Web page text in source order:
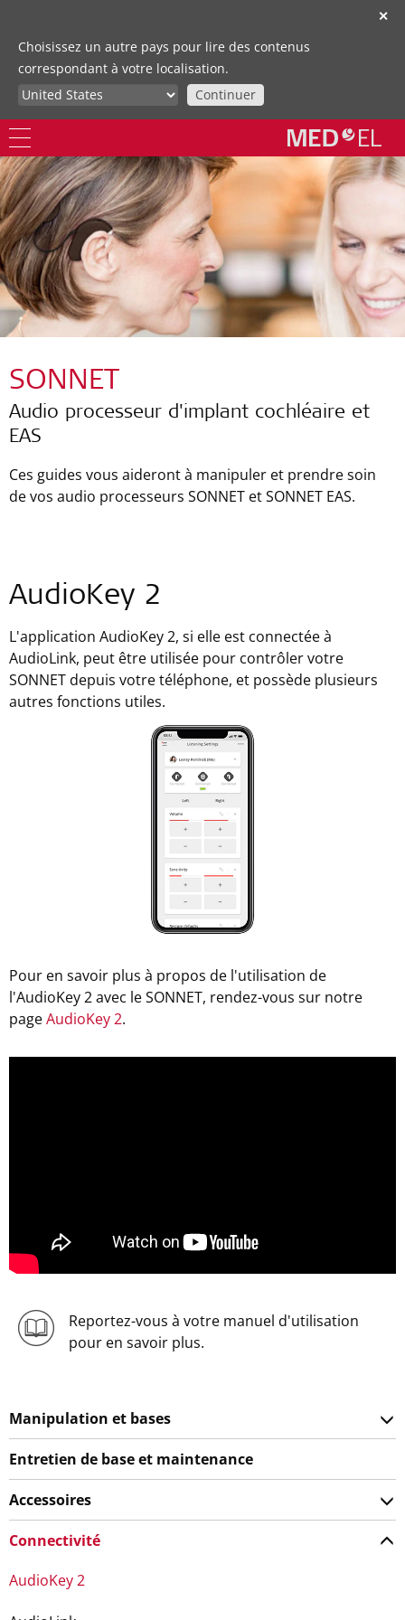
✕
Choisissez un autre pays pour lire des contenus
correspondant à votre localisation.
Continuer
SONNET
Audio processeur d'implant cochléaire et
EAS
Ces guides vous aideront à manipuler et prendre soin
de vos audio processeurs SONNET et SONNET EAS.
AudioKey 2
L'application AudioKey 2, si elle est connectée à
AudioLink, peut être utilisée pour contrôler votre
SONNET depuis votre téléphone, et possède plusieurs
autres fonctions utiles.
Pour en savoir plus à propos de l'utilisation de
l'AudioKey 2 avec le SONNET, rendez-vous sur notre
pageAudioKey 2.
Reportez-vous à votre manuel d'utilisation
pour en savoir plus.
Manipulation et bases
Entretien de base et maintenance
Accessoires
Connectivité
AudioKey 2